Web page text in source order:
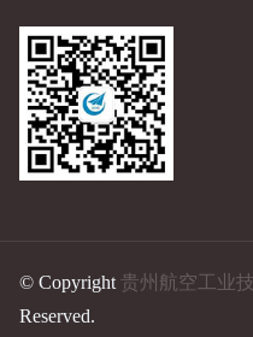
© Copyright 贵州航空工业
Reserved.